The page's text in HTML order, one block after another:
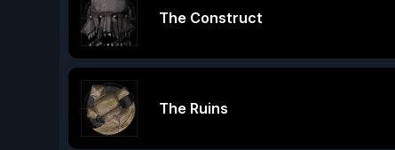
The Construct
The Ruins